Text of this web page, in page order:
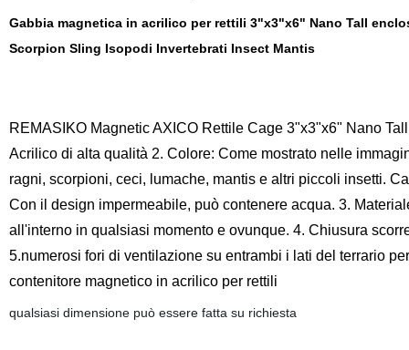
Gabbia magnetica in acrilico per rettili 3"x3"x6" Nano Tall
Scorpion Sling Isopodi Invertebrati Insect Mantis
REMASIKO Magnetic AXICO Rettile Cage 3"x3"x6" Nano
Acrilico di alta qualità 2. Colore: Come mostrato nelle
ragni, scorpioni, ceci, lumache, mantis e altri piccoli insetti.
Con il design impermeabile, può contenere acqua. 3.
all'interno in qualsiasi momento e ovunque. 4. Chiusura
5.numerosi fori di ventilazione su entrambi i lati del terrario
contenitore magnetico in acrilico per rettili
qualsiasi dimensione può essere fatta su richiesta